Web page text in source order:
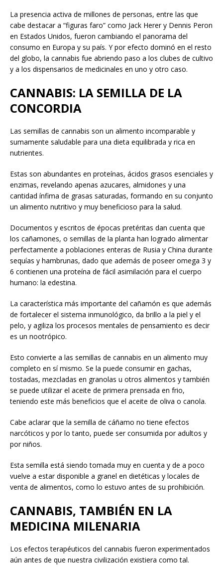
La presencia activa de millones de personas, entre las que
cabe destacar a “figuras faro” como Jack Herer y Dennis Peron
en Estados Unidos, fueron cambiando el panorama del
consumo en Europa y su país. Y por efecto dominó en el resto
del globo, la cannabis fue abriendo paso a los clubes de cultivo
y a los dispensarios de medicinales en uno y otro caso.
CANNABIS: LA SEMILLA DE LA
CONCORDIA
Las semillas de cannabis son un alimento incomparable y
sumamente saludable para una dieta equilibrada y rica en
nutrientes.
Estas son abundantes en proteínas, ácidos grasos esenciales y
enzimas, revelando apenas azucares, almidones y una
cantidad ínfima de grasas saturadas, formando en su conjunto
un alimento nutritivo y muy beneficioso para la salud.
Documentos y escritos de épocas pretéritas dan cuenta que
los cañamones, o semillas de la planta han logrado alimentar
perfectamente a poblaciones enteras de Rusia y China durante
sequías y hambrunas, dado que además de poseer omega 3 y
6 contienen una proteína de fácil asimilación para el cuerpo
humano: la edestina.
La característica más importante del cañamón es que además
de fortalecer el sistema inmunológico, da brillo a la piel y el
pelo, y agiliza los procesos mentales de pensamiento es decir
es un nootrópico.
Esto convierte a las semillas de cannabis en un alimento muy
completo en sí mismo. Se la puede consumir en gachas,
tostadas, mezcladas en granolas u otros alimentos y también
se puede utilizar el aceite de primera prensada en frio,
teniendo este más beneficios que el aceite de oliva o canola.
Cabe aclarar que la semilla de cáñamo no tiene efectos
narcóticos y por lo tanto, puede ser consumida por adultos y
por niños.
Esta semilla está siendo tomada muy en cuenta y de a poco
vuelve a estar disponible a granel en dietéticas y locales de
venta de alimentos, como lo estuvo antes de su prohibición.
CANNABIS, TAMBIÉN EN LA
MEDICINA MILENARIA
Los efectos terapéuticos del cannabis fueron experimentados
aún antes de que nuestra civilización existiera como tal.